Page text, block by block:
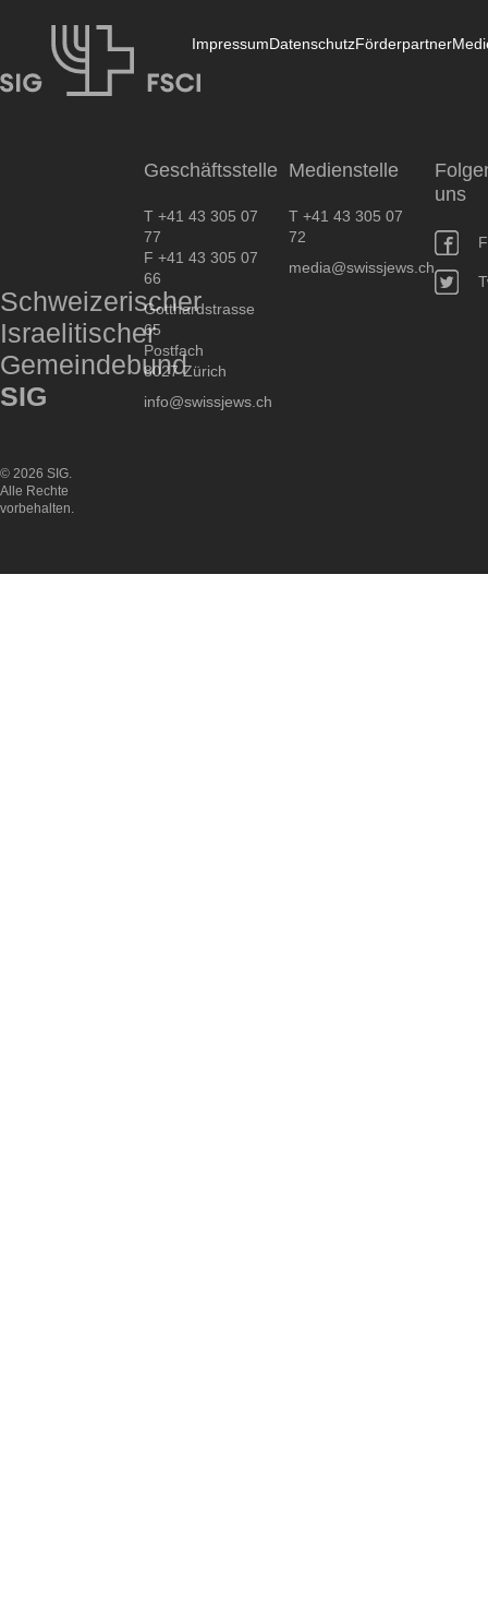
ImpressumDatenschutzFörderpartner
Schweizerischer
Israelitischer
Gemeindebund
SIG
Geschäftsstelle
T +41 43 305 07
77
F +41 43 305 07
66
Gotthardstrasse
65
Postfach
8027 Zürich
info@swissjews.ch
Medienstelle
T +41 43 305 07
72
media@swissjews.ch
uns
© 2026 SIG.
Alle Rechte
vorbehalten.